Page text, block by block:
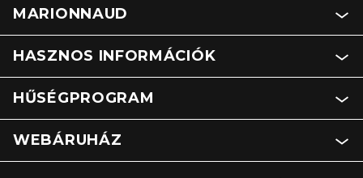
MARIONNAUD
HASZNOS INFORMÁCIÓK
HŰSÉGPROGRAM
WEBÁRUHÁZ